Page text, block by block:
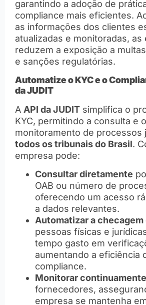
garantindo a adoção de
compliance mais eficientes.
as informações dos clientes
atualizadas e monitoradas, as
reduzem a exposição a
e sanções regulatórias.
Automatize o KYC e o
da JUDIT
A API da JUDIT simplifica o
KYC, permitindo a consulta e o
monitoramento de processos
todos os tribunais do Brasil.
empresa pode:
Consultar diretamente
OAB ou número de
oferecendo um acesso
a dados relevantes.
Automatizar a checagem
pessoas físicas e
tempo gasto em
aumentando a eficiência
compliance.
Monitorar continuamente
fornecedores,
empresa se mantenha